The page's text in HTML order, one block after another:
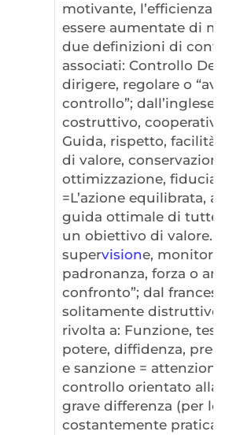
motivante, l’efficienza
essere aumentate di
due definizioni di
associati: Controllo
dirigere, regolare o
controllo”; dall’inglese
costruttivo,
Guida, rispetto, facilità,
di valore,
ottimizzazione, fiducia,
=L’azione equilibrata,
guida ottimale di tutte
un obiettivo di valore.
supervisione,
padronanza, forza o
confronto”; dal
solitamente distruttivo,
rivolta a: Funzione,
potere, diffidenza,
e sanzione =
controllo orientato alla
grave differenza (per lo
costantemente